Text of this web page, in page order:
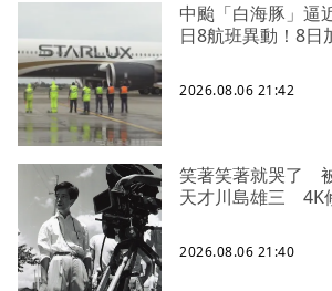
中颱「白海豚」
日8航班異動！8日
2026.08.06 21:42
笑著笑著就哭了
天才川島雄三 4K
2026.08.06 21:40